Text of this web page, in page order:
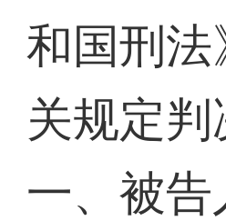
和国刑法
关规定判
一、被告